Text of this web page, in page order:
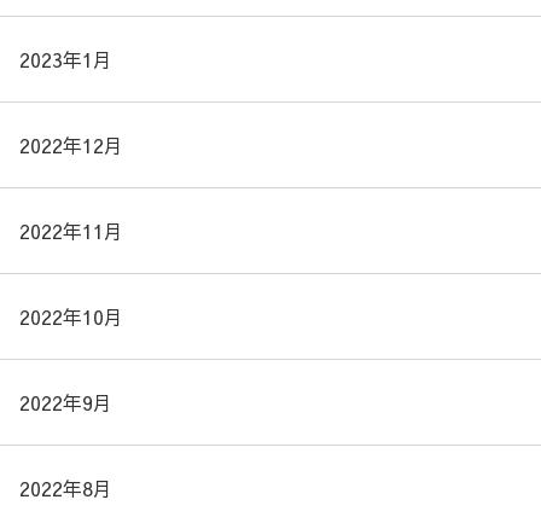
2023年1月
2022年12月
2022年11月
2022年10月
2022年9月
2022年8月